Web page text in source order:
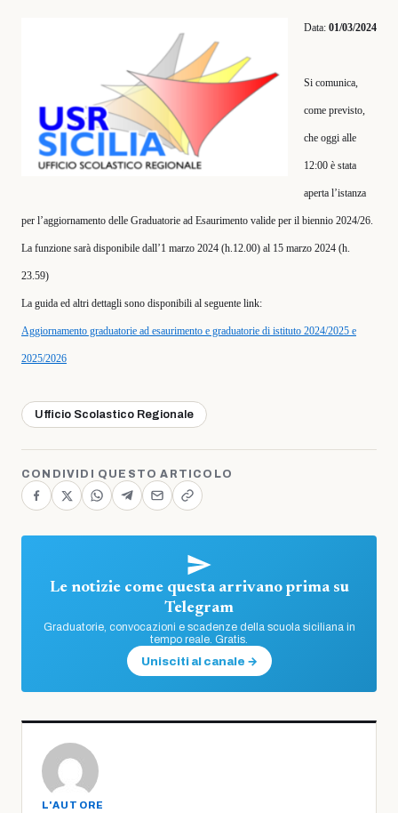
Data: 01/03/2024
Si comunica,
come previsto,
che oggi alle
12:00 è stata
aperta l’istanza
per l’aggiornamento delle Graduatorie ad Esaurimento valide per il biennio 2024/26.
La funzione sarà disponibile dall’1 marzo 2024 (h.12.00) al 15 marzo 2024 (h.
23.59)
La guida ed altri dettagli sono disponibili al seguente link:
Aggiornamento graduatorie ad esaurimento e graduatorie di istituto 2024/2025 e
2025/2026
Ufficio Scolastico Regionale
CONDIVIDI QUESTO ARTICOLO
Le notizie come questa arrivano prima su
Telegram
Graduatorie, convocazioni e scadenze della scuola siciliana in
tempo reale. Gratis.
Unisciti al canale →
L'AUTORE